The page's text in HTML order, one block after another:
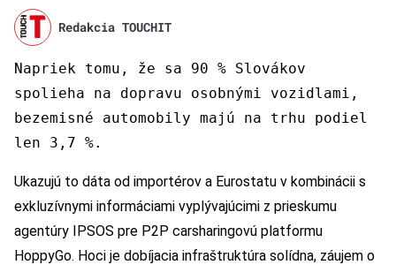
Redakcia TOUCHIT
Napriek tomu, že sa 90 % Slovákov
spolieha na dopravu osobnými vozidlami,
bezemisné automobily majú na trhu podiel
len 3,7 %.
Ukazujú to dáta od importérov a Eurostatu v kombinácii s
exkluzívnymi informáciami vyplývajúcimi z prieskumu
agentúry IPSOS pre P2P carsharingovú platformu
HoppyGo. Hoci je dobíjacia infraštruktúra solídna, záujem o